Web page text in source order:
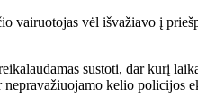
vairuotojas vėl išvažiavo į
sustoti, dar kurį
kelio policijos